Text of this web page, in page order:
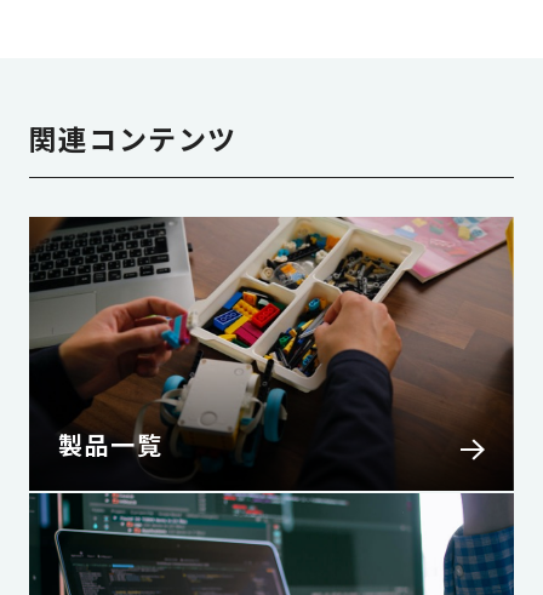
関連コンテンツ
製品一覧